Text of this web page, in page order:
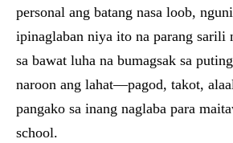
personal ang batang nasa loob,
ipinaglaban niya ito na parang sarili
sa bawat luha na bumagsak sa
naroon ang lahat—pagod, takot,
pangako sa inang naglaba para
school.